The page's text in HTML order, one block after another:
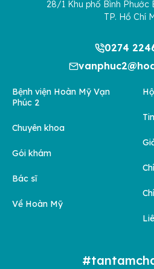
28/1 Khu phố Bình Phước
TP. Hồ Chí
0274
Bệnh viện Hoàn Mỹ Vạn
Phúc 2
Chuyên khoa
Gói khám
Bác sĩ
Về Hoàn Mỹ